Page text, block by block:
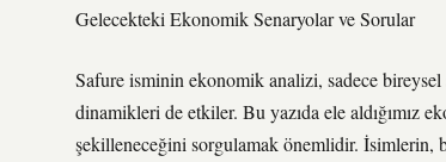
Gelecekteki Ekonomik Senaryolar ve Sorular
Safure isminin ekonomik analizi, sadece
dinamikleri de etkiler. Bu yazıda ele aldığımız
şekilleneceğini sorgulamak önemlidir. İsimlerin,